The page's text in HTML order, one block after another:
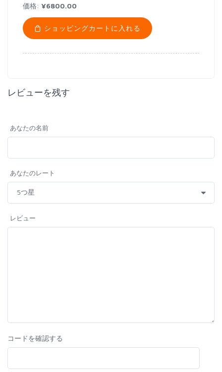
価格: ¥6800.00
ショッピングカートに入れる
レビューを残す
あなたの名前
あなたのレート
レビュー
コードを確認する